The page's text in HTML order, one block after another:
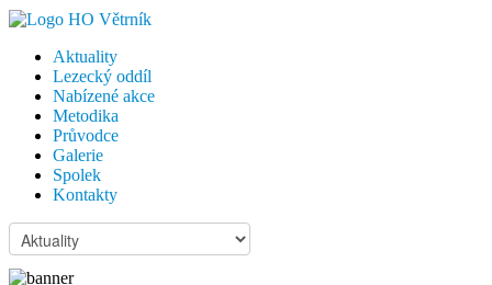
Aktuality
Lezecký oddíl
Nabízené akce
Metodika
Průvodce
Galerie
Spolek
Kontakty